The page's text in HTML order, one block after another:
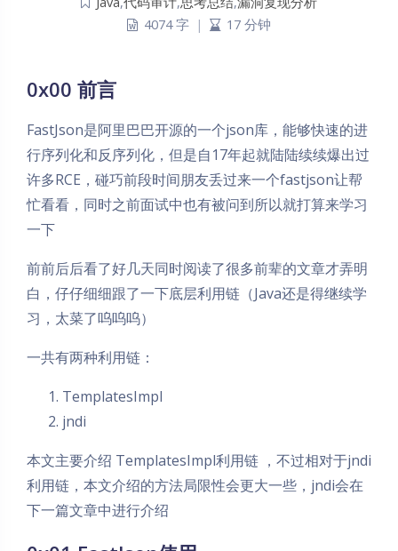
4074 字 | 17 分钟
0x00 前言
FastJson是阿里巴巴开源的一个json库，能够快速的进
行序列化和反序列化，但是自17年起就陆陆续续爆出过
许多RCE，碰巧前段时间朋友丢过来一个fastjson让帮
忙看看，同时之前面试中也有被问到所以就打算来学习
一下
前前后后看了好几天同时阅读了很多前辈的文章才弄明
白，仔仔细细跟了一下底层利用链（Java还是得继续学
习，太菜了呜呜呜）
一共有两种利用链：
TemplatesImpl
jndi
本文主要介绍 TemplatesImpl利用链 ，不过相对于jndi
利用链，本文介绍的方法局限性会更大一些，jndi会在
下一篇文章中进行介绍